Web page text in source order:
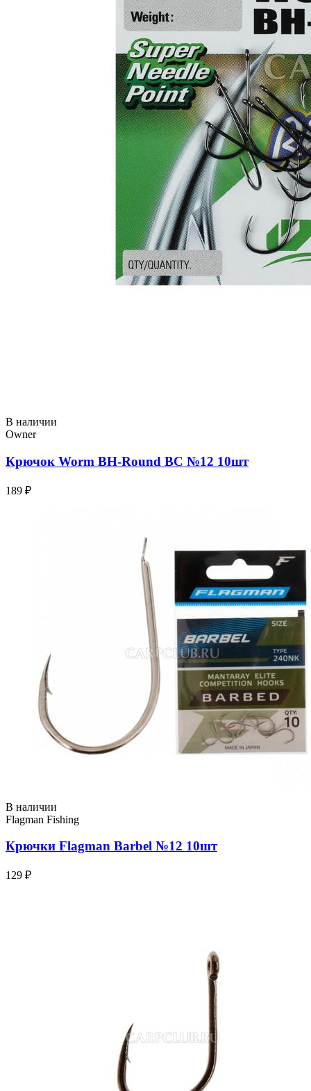
В наличии
Owner
Крючок Worm BH-Round BC №12 10шт
189 ₽
В наличии
Flagman Fishing
Крючки Flagman Barbel №12 10шт
129 ₽